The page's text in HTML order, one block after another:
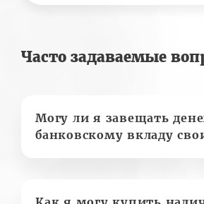
Часто задаваемые
Могу ли я завещать
банковскому вкладу